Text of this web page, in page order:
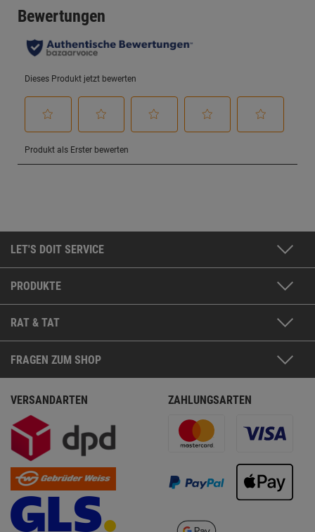
LET'S DOIT SERVICE
PRODUKTE
RAT & TAT
FRAGEN ZUM SHOP
VERSANDARTEN ZAHLUNGSARTEN